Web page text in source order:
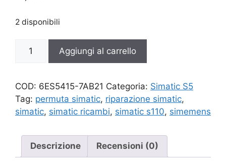
2 disponibili
7AB21
Aggiungi al carrello
COD: 6ES5415-7AB21 Categoria: Simatic S5
Tag: permuta simatic, riparazione simatic,
simatic, simatic ricambi, simatic s110, simemens
Descrizione Recensioni (0)